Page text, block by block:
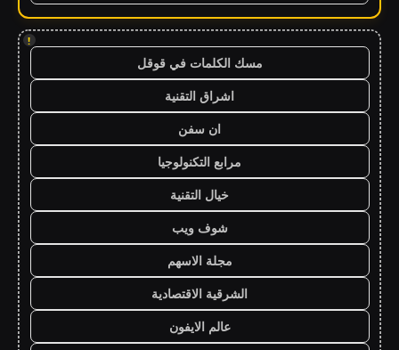
!
مسك الكلمات في قوقل
اشراق التقنية
ان سفن
مرابع التكنولوجيا
خيال التقنية
شوف ويب
مجلة الاسهم
الشرقية الاقتصادية
عالم الايفون